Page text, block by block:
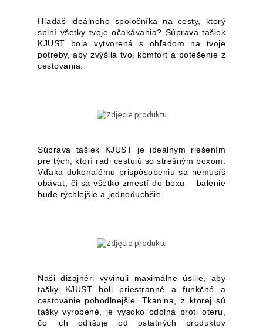
Hľadáš ideálneho spoločníka na cesty, ktorý
splní všetky tvoje očakávania? Súprava tašiek
KJUST bola vytvorená s ohľadom na tvoje
potreby, aby zvýšila tvoj komfort a potešenie z
cestovania.
Súprava tašiek KJUST je ideálnym riešením
pre tých, ktorí radi cestujú so strešným boxom.
Vďaka dokonalému prispôsobeniu sa nemusíš
obávať, či sa všetko zmestí do boxu – balenie
bude rýchlejšie a jednoduchšie.
Naši dizajnéri vyvinuli maximálne úsilie, aby
tašky KJUST boli priestranné a funkčné a
cestovanie pohodlnejšie. Tkanina, z ktorej sú
tašky vyrobené, je vysoko odolná proti oteru,
čo ich odlišuje od ostatných produktov